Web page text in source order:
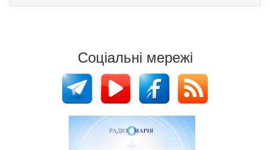
Соціальні мережі